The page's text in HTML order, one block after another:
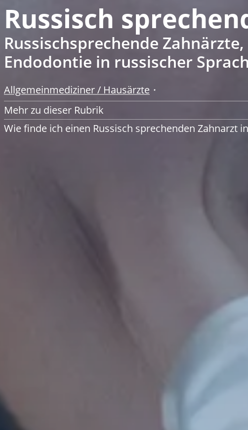
Russisch
Russischsprechende
Endodontie in russischer
Allgemeinmediziner / Hausärzte
Mehr zu dieser Rubrik
Wie finde ich einen Russisch sprechenden Zahnarzt